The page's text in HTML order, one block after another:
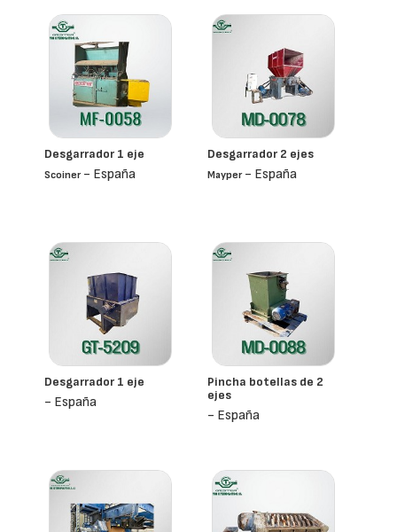
Desgarrador 1 eje
Scoiner- España
Desgarrador 2 ejes
Mayper- España
Desgarrador 1 eje
- España
Pincha botellas de 2
ejes
- España